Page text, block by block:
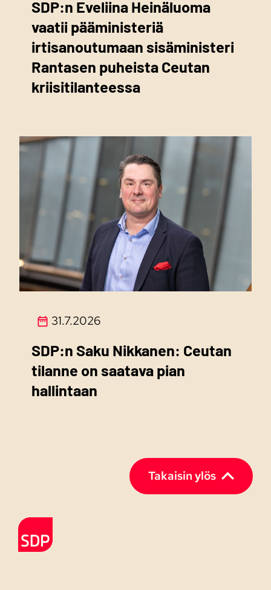
SDP:n Eveliina Heinäluoma
vaatii pääministeriä
irtisanoutumaan sisäministeri
Rantasen puheista Ceutan
kriisitilanteessa
31.7.2026
SDP:n Saku Nikkanen: Ceutan
tilanne on saatava pian
hallintaan
Takaisin ylös
Etusivulle